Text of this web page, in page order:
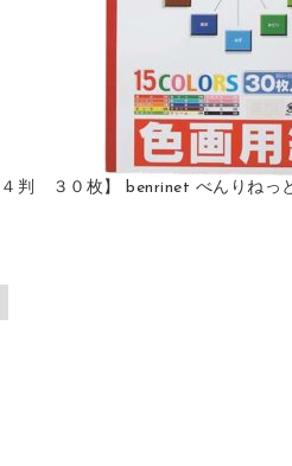
判 ３０枚】 benrinet べんりねっ